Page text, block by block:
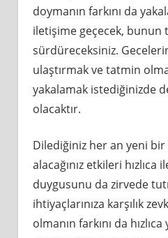
doymanın farkını da
iletişime geçecek, bunun
sürdüreceksiniz.
ulaştırmak ve tatmin
yakalamak istediğinizde
olacaktır.
Dilediğiniz her an yeni bir
alacağınız etkileri
duygusunu da zirvede
ihtiyaçlarınıza karşılık
olmanın farkını da